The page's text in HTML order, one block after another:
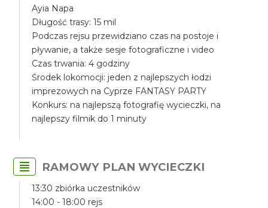
Ayia Napa
Długość trasy: 15 mil
Podczas rejsu przewidziano czas na postoje i
pływanie, a także sesje fotograficzne i video
Czas trwania: 4 godziny
Środek lokomocji: jeden z najlepszych łodzi
imprezowych na Cyprze FANTASY PARTY
Konkurs: na najlepszą fotografię wycieczki, na
najlepszy filmik do 1 minuty
RAMOWY PLAN WYCIECZKI
13:30 zbiórka uczestników
14:00 - 18:00 rejs